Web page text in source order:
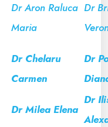
Dr Aron Raluca
Maria
Dr
Dr Chelaru
Carmen
Dr
Dr Milea Elena
Dr